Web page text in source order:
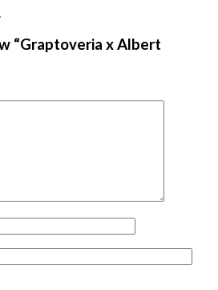
“Graptoveria x Albert